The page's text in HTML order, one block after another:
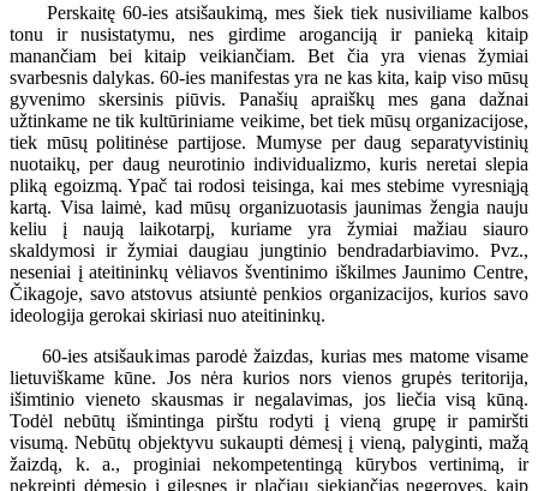
Perskaitę 60-ies atsišaukimą, mes šiek tiek nusiviliame kalbos
tonu ir nusistatymu, nes girdime aroganciją ir panieką kitaip
manančiam bei kitaip veikiančiam. Bet čia yra vienas žymiai
svarbesnis dalykas. 60-ies manifestas yra ne kas kita, kaip viso mūsų
gyvenimo skersinis piūvis. Panašių apraiškų mes gana dažnai
užtinkame ne tik kultūriniame veikime, bet tiek mūsų organizacijose,
tiek mūsų politinėse partijose. Mumyse per daug separatyvistinių
nuotaikų, per daug neurotinio individualizmo, kuris neretai slepia
pliką egoizmą. Ypač tai rodosi teisinga, kai mes stebime vyresniąją
kartą. Visa laimė, kad mūsų organizuotasis jaunimas žengia nauju
keliu į naują laikotarpį, kuriame yra žymiai mažiau siauro
skaldymosi ir žymiai daugiau jungtinio bendradarbiavimo. Pvz.,
neseniai į ateitininkų vėliavos šventinimo iškilmes Jaunimo Centre,
Čikagoje, savo atstovus atsiuntė penkios organizacijos, kurios savo
ideologija gerokai skiriasi nuo ateitininkų.
60-ies atsišaukimas parodė žaizdas, kurias mes matome visame
lietuviškame kūne. Jos nėra kurios nors vienos grupės teritorija,
išimtinio vieneto skausmas ir negalavimas, jos liečia visą kūną.
Todėl nebūtų išmintinga pirštu rodyti į vieną grupę ir pamiršti
visumą. Nebūtų objektyvu sukaupti dėmesį į vieną, palyginti, mažą
žaizdą, k. a., proginiai nekompetentingą kūrybos vertinimą, ir
nekreipti dėmesio į gilesnes ir plačiau siekiančias negeroves, kaip